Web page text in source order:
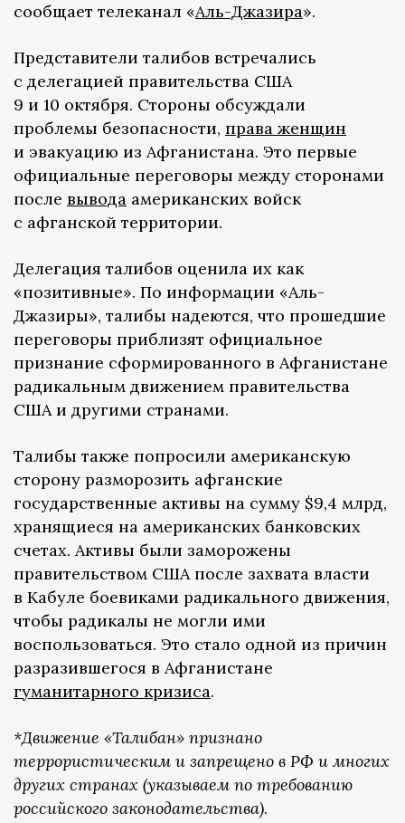
сообщает телеканал «Аль-Джазира».
Представители талибов встречались
с делегацией правительства США
9 и 10 октября. Стороны обсуждали
проблемы безопасности, права женщин
и эвакуацию из Афганистана. Это первые
официальные переговоры между сторонами
после вывода американских войск
с афганской территории.
Делегация талибов оценила их как
«позитивные». По информации «Аль-
Джазиры», талибы надеются, что прошедшие
переговоры приблизят официальное
признание сформированного в Афганистане
радикальным движением правительства
США и другими странами.
Талибы также попросили американскую
сторону разморозить афганские
государственные активы на сумму $9,4 млрд,
хранящиеся на американских банковских
счетах. Активы были заморожены
правительством США после захвата власти
в Кабуле боевиками радикального движения,
чтобы радикалы не могли ими
воспользоваться. Это стало одной из причин
разразившегося в Афганистане
гуманитарного кризиса.
*Движение «Талибан» признано
террористическим и запрещено в РФ и многих
других странах (указываем по требованию
российского законодательства).